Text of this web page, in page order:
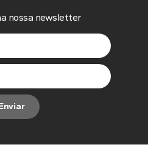
nossa newsletter